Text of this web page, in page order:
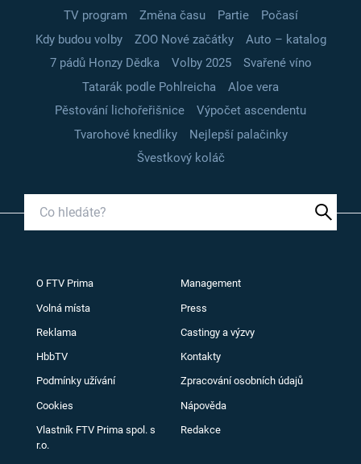
TV program
Změna času Partie
Počasí
Kdy budou volby
ZOO Nové začátky
Auto – katalog
7 pádů Honzy Dědka
Volby 2025
Svařené víno
Tatarák podle Pohlreicha
Aloe vera
Pěstování lichořeřišnice
Výpočet ascendentu
Tvarohové knedlíky
Nejlepší palačinky
Švestkový koláč
O FTV Prima Management
Volná místa Press
Reklama Castingy a výzvy
HbbTV Kontakty
Podmínky užívání Zpracování osobních údajů
Cookies Nápověda
Vlastník FTV Prima spol. s
r.o.
Redakce